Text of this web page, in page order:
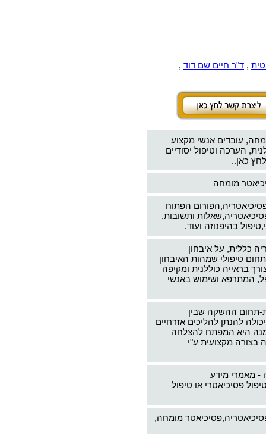
, ד"ר חיים שם דוד ,
עובדים אנשי מקצוע
הערכה וטיפול יסודיים
כאן..
מומחה
הפתוח
ותשובות,
בהיפנוזה ועוד.
כללית, על איבחון
טיפולי שמהות האיבחון
בראייה כוללנית ומקיפה
המתרפא ושימוש באנשי
תחום ההשקה שבין
להנתן להליכים אזרחיים
היא המפתח להצלחה
בצורה מקצועית ע"י
- מאמרי מידע
פסיכיאטרי או טיפול
מומחה,